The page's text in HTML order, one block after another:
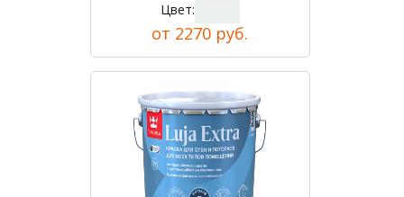
Цвет:
от 2270 руб.